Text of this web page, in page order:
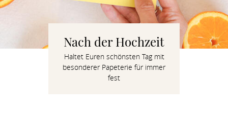
Nach der Hochzeit
Haltet Euren schönsten Tag mit
besonderer Papeterie für immer
fest